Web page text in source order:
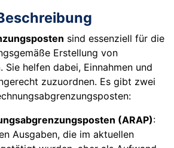
sind essenziell für die
Erstellung von
Sie helfen dabei, Einnahmen und
zuzuordnen. Es gibt zwei
(ARAP):
Ausgaben, die im aktuellen